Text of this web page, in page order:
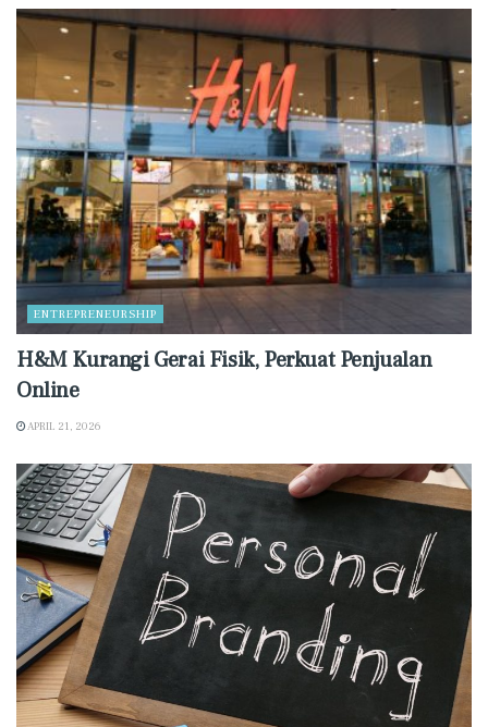
ENTREPRENEURSHIP
H&M Kurangi Gerai Fisik, Perkuat Penjualan
Online
APRIL 21, 2026